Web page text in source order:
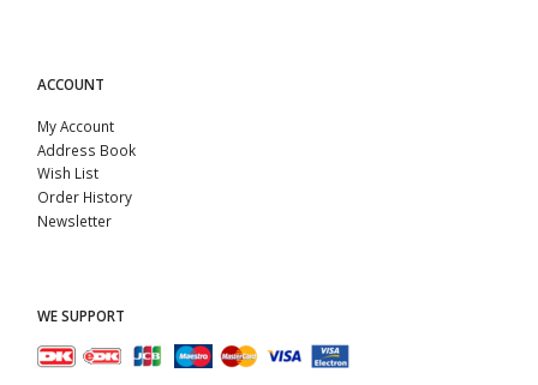
ACCOUNT
My Account
Address Book
Wish List
Order History
Newsletter
WE SUPPORT